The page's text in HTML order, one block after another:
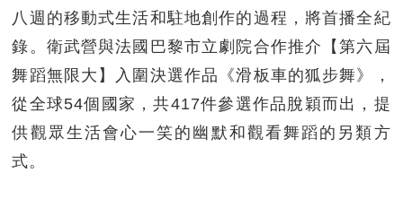
八週的移動式生活和駐地創作的過程，將首播全紀
錄。衛武營與法國巴黎市立劇院合作推介【第六屆
舞蹈無限大】入圍決選作品《滑板車的狐步舞》，
從全球54個國家，共417件參選作品脫穎而出，提
供觀眾生活會心一笑的幽默和觀看舞蹈的另類方
式。